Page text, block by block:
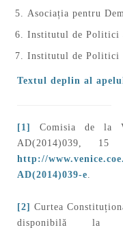
Asociația pentru
Institutul de Politici
Institutul de Politici
Textul deplin al
[1]
Comisia de la
AD(2014)039, 15
http://
AD(2014)039-e
[2] Curtea
disponibilă la